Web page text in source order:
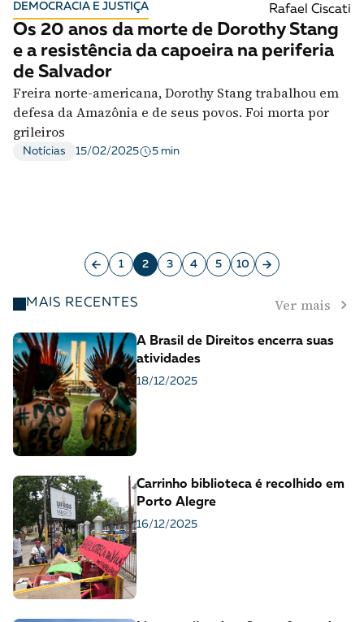
DEMOCRACIA E JUSTIÇA Rafael Ciscati
Os 20 anos da morte de Dorothy Stang
e a resistência da capoeira na periferia
de Salvador
Freira norte-americana, Dorothy Stang trabalhou em
defesa da Amazônia e de seus povos. Foi morta por
grileiros
Notícias 15/02/2025 5 min
MAIS RECENTES Ver mais
A Brasil de Direitos encerra suas
atividades
18/12/2025
Carrinho biblioteca é recolhido em
Porto Alegre
16/12/2025
1 2 3 4 5 10